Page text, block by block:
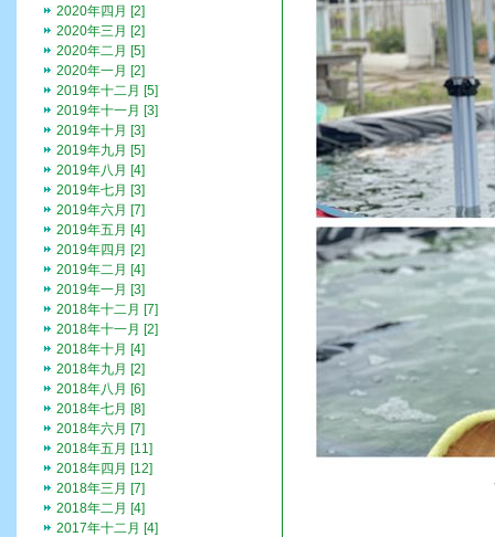
2020年四月 [2]
2020年三月 [2]
2020年二月 [5]
2020年一月 [2]
2019年十二月 [5]
2019年十一月 [3]
2019年十月 [3]
2019年九月 [5]
2019年八月 [4]
2019年七月 [3]
2019年六月 [7]
2019年五月 [4]
2019年四月 [2]
2019年二月 [4]
2019年一月 [3]
2018年十二月 [7]
2018年十一月 [2]
2018年十月 [4]
2018年九月 [2]
2018年八月 [6]
2018年七月 [8]
2018年六月 [7]
2018年五月 [11]
2018年四月 [12]
2018年三月 [7]
2018年二月 [4]
2017年十二月 [4]